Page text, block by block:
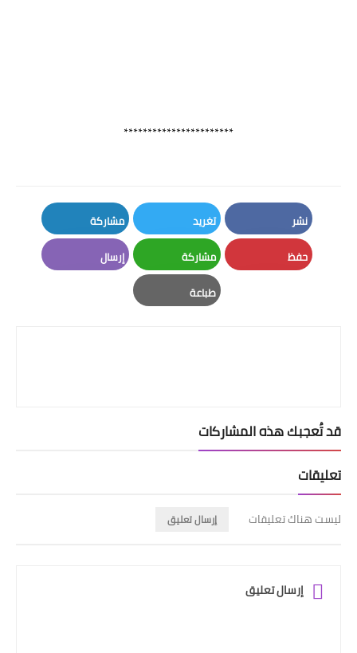
***********************
نشر
Facebook
تغريد
Twitter
مشاركة
LinkedIn
حفظ مشاركة
Whatsapp
إرسال
طباعة
قد تُعجبك هذه المشاركات
تعليقات
ليست هناك تعليقات إرسال تعليق
إرسال تعليق